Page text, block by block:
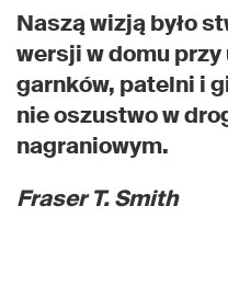
Naszą wizją było
wersji w domu
garnków, patelni i
nie oszustwo w
nagraniowym.
Fraser T. Smith